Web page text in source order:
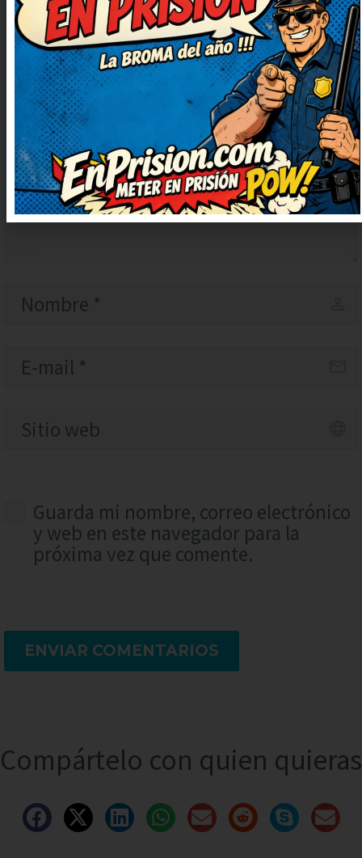
Guarda mi nombre, correo electrónico
y web en este navegador para la
próxima vez que comente.
ENVIAR COMENTARIOS
Compártelo con quien quieras